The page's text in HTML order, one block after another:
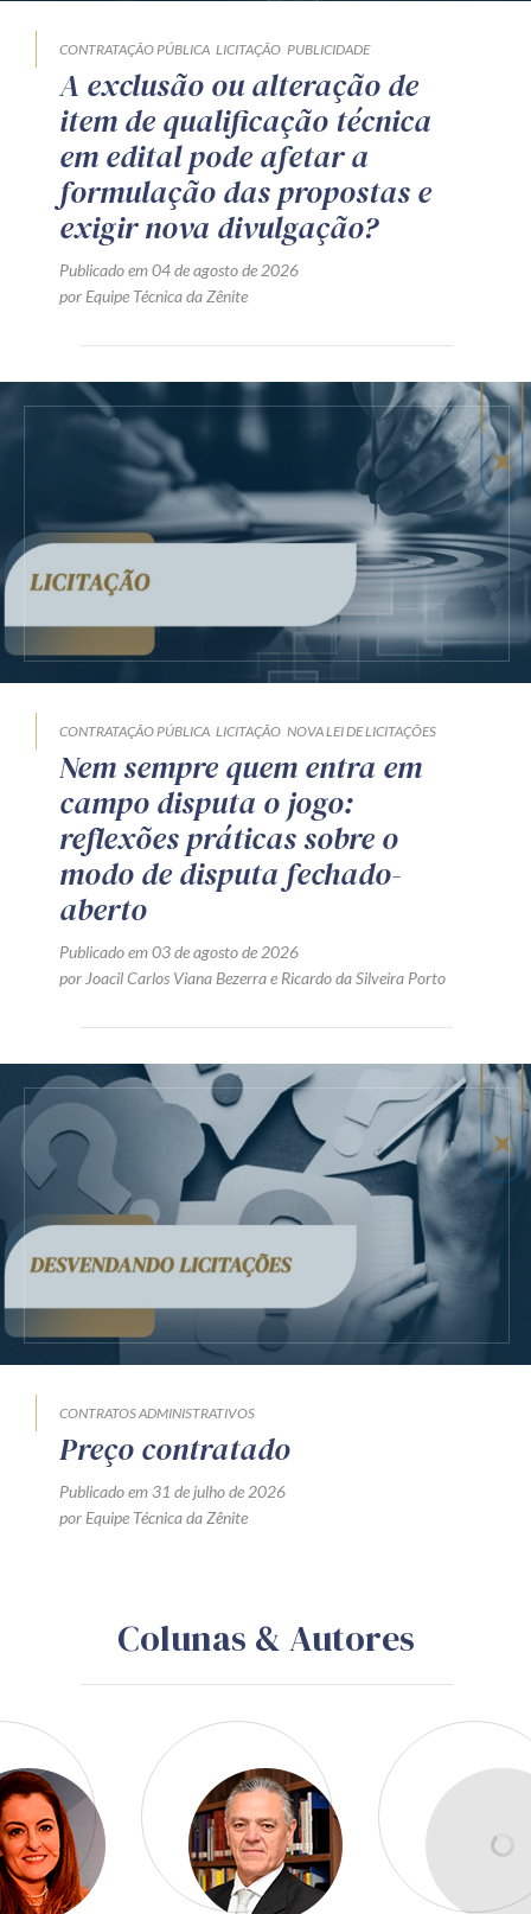
CONTRATAÇÃO PÚBLICA LICITAÇÃO PUBLICIDADE
A exclusão ou alteração de
item de qualificação técnica
em edital pode afetar a
formulação das propostas e
exigir nova divulgação?
Publicado em 04 de agosto de 2026
por Equipe Técnica da Zênite
CONTRATAÇÃO PÚBLICA LICITAÇÃO NOVA LEI DE LICITAÇÕES
Nem sempre quem entra em
campo disputa o jogo:
reflexões práticas sobre o
modo de disputa fechado-
aberto
Publicado em 03 de agosto de 2026
por Joacil Carlos Viana Bezerrae Ricardo da Silveira Porto
CONTRATOS ADMINISTRATIVOS
Preço contratado
Publicado em 31 de julho de 2026
por Equipe Técnica da Zênite
Colunas & Autores